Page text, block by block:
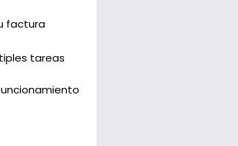
factura
tareas